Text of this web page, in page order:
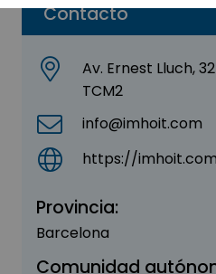
Contacto
Av. Ernest Lluch,
TCM2
info@imhoit.com
https://
Provincia:
Barcelona
Comunidad